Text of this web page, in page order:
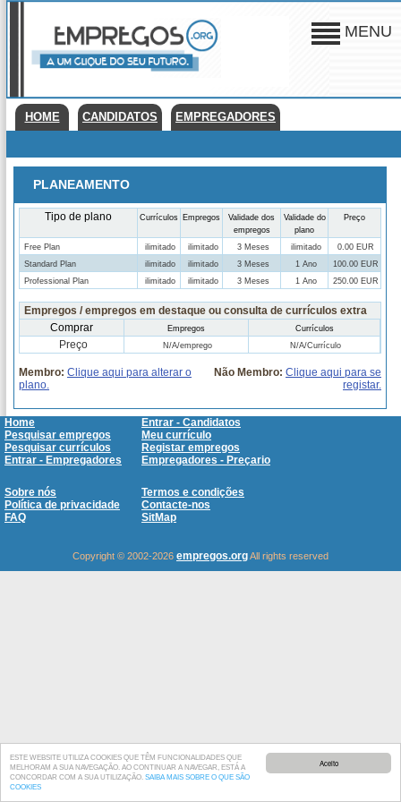
Aceito
ESTE WEBSITE UTILIZA COOKIES QUE TÊM FUNCIONALIDADES QUE
MELHORAM A SUA NAVEGAÇÃO. AO CONTINUAR A NAVEGAR, ESTÁ A
CONCORDAR COM A SUA UTILIZAÇÃO. SAIBA MAIS SOBRE O QUE SÃO
COOKIES
MENU
HOME CANDIDATOS EMPREGADORES
PLANEAMENTO
Tipo de plano Currículos Empregos
Validade dos
empregos
Validade do
plano
Preço
Free Plan ilimitado ilimitado 3 Meses ilimitado
0.00 EUR
Standard Plan
ilimitado ilimitado 3 Meses 1 Ano
100.00 EUR
Professional Plan
ilimitado ilimitado 3 Meses 1 Ano 250.00 EUR
Empregos / empregos em destaque ou consulta de currículos extra
Comprar
Empregos Currículos
Preço N/A/emprego N/A/Currículo
Membro: Clique aqui para alterar o
plano.
Não Membro: Clique aqui para se
registar.
Home
Entrar - Candidatos
Pesquisar empregos
Meu currículo
Pesquisar currículos
Registar empregos
Entrar - Empregadores
Empregadores - Preçario
Sobre nós
Termos e condições
Política de privacidade
Contacte-nos
FAQ
SitMap
Copyright © 2002-2026 empregos.orgAll rights reserved